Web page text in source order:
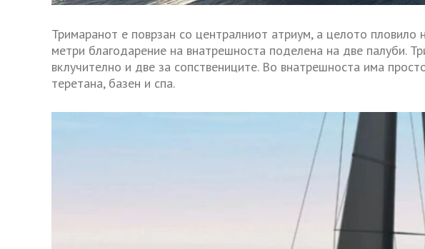
Тримаранот е поврзан со централниот атриум, а целото
метри благодарение на внатрешноста поделена на две палуби.
вклучително и две за сопствениците. Во внатрешноста има
теретана, базен и спа.